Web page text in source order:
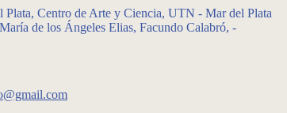
Centro de Arte y Ciencia, UTN - Mar del Plata
de los Ángeles Elias, Facundo Calabró, -